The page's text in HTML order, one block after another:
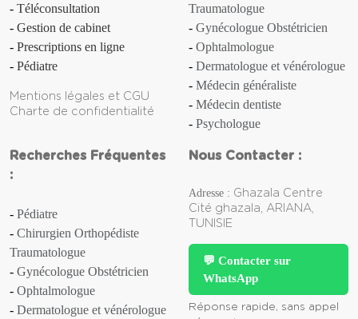
Anthrax
Apathie
Aphasie
Aplasie médullaire
Apnée (du sommeil)
Appendicite
Apraxie
Téléconsultation
Gestion de cabinet
Prescriptions en ligne
Pédiatre
Mentions légales et CGU
Charte de confidentialité
Traumatologue
Gynécologue Obstétricien
Ophtalmologue
Dermatologue et vénérologue
Médecin généraliste
Médecin dentiste
Psychologue
Recherches Fréquentes
:
Pédiatre
Chirurgien Orthopédiste
Traumatologue
Gynécologue Obstétricien
Ophtalmologue
Dermatologue et vénérologue
Nous Contacter :
Adresse : Ghazala Centre
Cité ghazala, ARIANA,
TUNISIE
💬 Contacter sur
WhatsApp
Réponse rapide, sans appel